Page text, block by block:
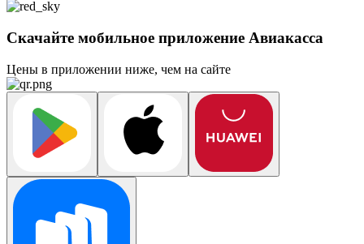
Скачайте мобильное приложение Авиакасса
Цены в приложении ниже, чем на сайте